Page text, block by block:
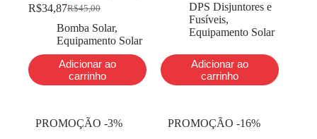
R$45,00
R$34,87
Bomba Solar,
Equipamento Solar
Adicionar ao
carrinho
DPS Disjuntores e
Fusíveis,
Equipamento Solar
Adicionar ao
carrinho
PROMOÇÃO -3% PROMOÇÃO -16%